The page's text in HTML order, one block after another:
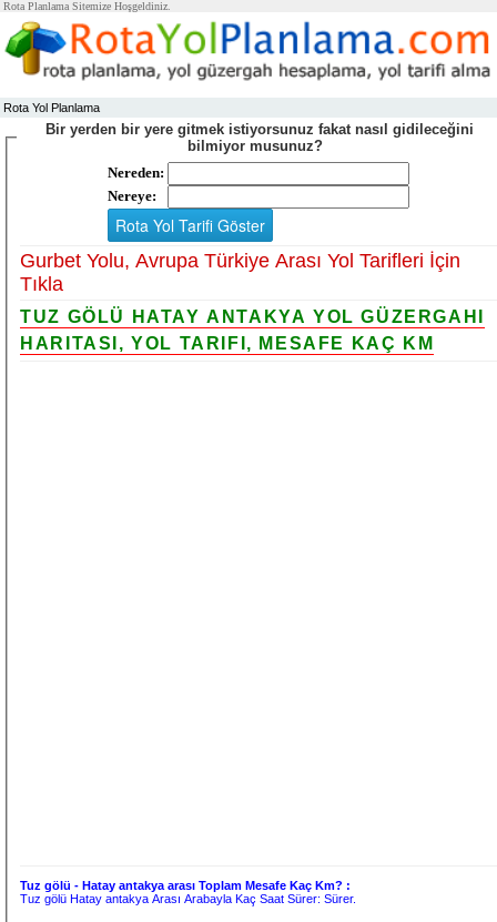
Rota Planlama Sitemize Hoşgeldiniz.
Rota Yol Planlama
Bir yerden bir yere gitmek istiyorsunuz fakat nasıl gidileceğini
bilmiyor musunuz?
Nereden:
Nereye:
Gurbet Yolu, Avrupa Türkiye Arası Yol Tarifleri İçin
Tıkla
TUZ GÖLÜ HATAY ANTAKYA YOL GÜZERGAHI
HARITASI, YOL TARIFI, MESAFE KAÇ KM
Tuz gölü - Hatay antakya arası Toplam Mesafe Kaç Km? :
Tuz gölü Hatay antakya Arası Arabayla Kaç Saat Sürer:Sürer.